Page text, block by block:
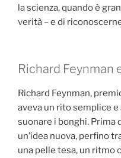
la scienza, quando è
verità – e di
Richard Feynman
Richard Feynman,
aveva un rito semplice
suonare i bonghi. Prima
un’idea nuova, perfino
una pelle tesa, un ritmo